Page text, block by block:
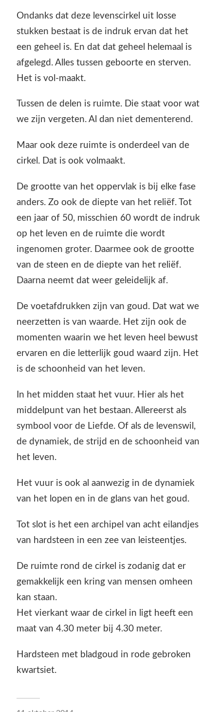
Ondanks dat deze levenscirkel uit losse
stukken bestaat is de indruk ervan dat het
een geheel is. En dat dat geheel helemaal is
afgelegd. Alles tussen geboorte en sterven.
Het is vol-maakt.
Tussen de delen is ruimte. Die staat voor wat
we zijn vergeten. Al dan niet dementerend.
Maar ook deze ruimte is onderdeel van de
cirkel. Dat is ook volmaakt.
De grootte van het oppervlak is bij elke fase
anders. Zo ook de diepte van het reliëf. Tot
een jaar of 50, misschien 60 wordt de indruk
op het leven en de ruimte die wordt
ingenomen groter. Daarmee ook de grootte
van de steen en de diepte van het reliëf.
Daarna neemt dat weer geleidelijk af.
De voetafdrukken zijn van goud. Dat wat we
neerzetten is van waarde. Het zijn ook de
momenten waarin we het leven heel bewust
ervaren en die letterlijk goud waard zijn. Het
is de schoonheid van het leven.
In het midden staat het vuur. Hier als het
middelpunt van het bestaan. Allereerst als
symbool voor de Liefde. Of als de levenswil,
de dynamiek, de strijd en de schoonheid van
het leven.
Het vuur is ook al aanwezig in de dynamiek
van het lopen en in de glans van het goud.
Tot slot is het een archipel van acht eilandjes
van hardsteen in een zee van leisteentjes.
De ruimte rond de cirkel is zodanig dat er
gemakkelijk een kring van mensen omheen
kan staan.
Het vierkant waar de cirkel in ligt heeft een
maat van 4.30 meter bij 4.30 meter.
Hardsteen met bladgoud in rode gebroken
kwartsiet.